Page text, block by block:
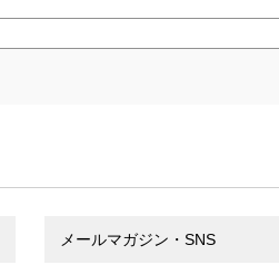
メールマガジン・SNS